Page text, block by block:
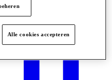
Alle cookies accepteren